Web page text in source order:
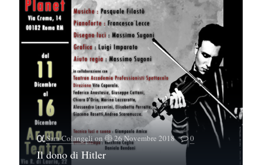
Sara Colangeli on 26 Novembre 2018 0
Il dono di Hitler